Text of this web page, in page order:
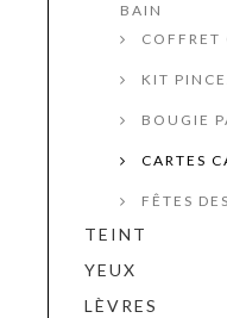
BAIN
COFFRET
KIT
BOUGIE
CARTES
FÊTES
TEINT
YEUX
LÈVRES